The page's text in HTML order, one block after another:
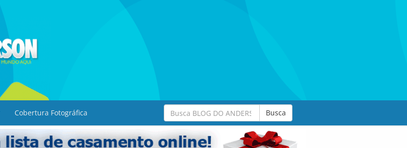
Cobertura Fotográfica Busca